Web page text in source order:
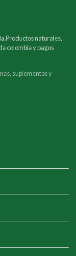
naturales,
colombia y pagos
suplementos y